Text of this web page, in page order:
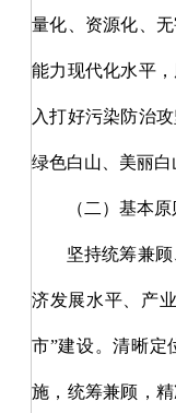
量化、资源化、
能力现代化水平
入打好污染防治
绿色白山、美丽白
（二）基本原
坚持统筹兼
济发展水平、产
市”建设。清晰定
施，统筹兼顾，